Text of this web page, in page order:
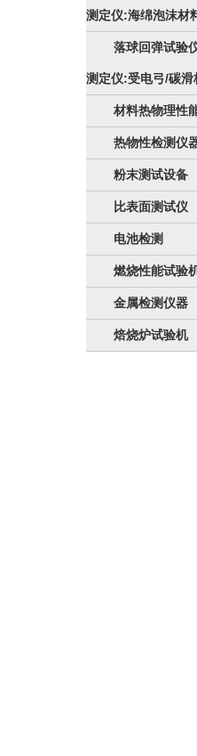
测定仪:海绵泡沫材
落球回弹试验
测定仪:受电弓/碳滑
材料热物理性
热物性检测仪
粉末测试设备
比表面测试仪
电池检测
燃烧性能试验
金属检测仪器
焙烧炉试验机